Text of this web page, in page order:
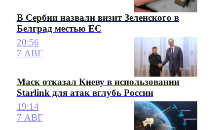
В Сербии назвали визит Зеленского в
Белград местью ЕС
20:56
7 АВГ
Маск отказал Киеву в использовании
Starlink для атак вглубь России
19:14
7 АВГ